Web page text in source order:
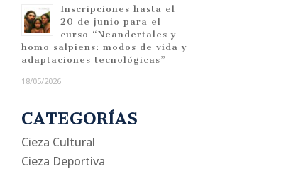
Inscripciones hasta el
20 de junio para el
curso “Neandertales y
homo salpiens: modos de vida y
adaptaciones tecnológicas”
18/05/2026
CATEGORÍAS
Cieza Cultural
Cieza Deportiva